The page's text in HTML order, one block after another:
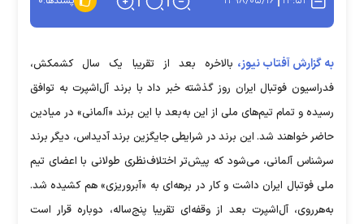
به گزارش آفتاب نیوز، بالاخره بعد از تقریبا یک سال کشمکش،
فدراسیون فوتبال ایران روز گذشته خبر داد با برند آل‌اشپرت به توافق
رسیده و تمام تیم‌های ملی از این به‌بعد با این برند «آلمانی» در میادین
حاضر خواهند شد. این برند در شرایطی جایگزین برند آدیداس، دیگر برند
سرشناس آلمانی، می‌شود که پیش‌تر اختلاف‌نظری طولانی با اعضای تیم
ملی فوتبال ایران داشت و کار در برهه‌ای به «آبروریزی» هم کشیده شد.
به‌هرروی، آل‌اشپرت بعد از وقفه‌ای تقریبا پنج‌ساله، دوباره قرار است